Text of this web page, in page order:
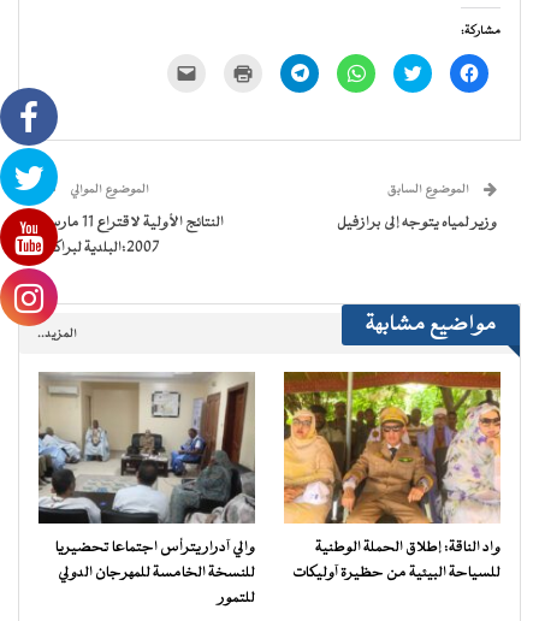
مشاركة:
انقر
للمشاركة
في
اضغط
للمشاركة
في
انقر
للمشاركة
في
انقر
للمشاركة
في
للطباعة
جديدة) الإلكتروني
نافذة
جديدة)
الموضوع السابق
وزير لمياه يتوجه إلى برازفيل
الموضوع الموالي
النتائج الأولية لاقتراع 11 مارس
2007:البلدية لبراكنة
مواضيع مشابهة المزيد..
واد الناقة: إطلاق الحملة الوطنية
للسياحة البيئية من حظيرة آوليكات
والي آدرار يترأس اجتماعا تحضيريا
للنسخة الخامسة للمهرجان الدولي
للتمور